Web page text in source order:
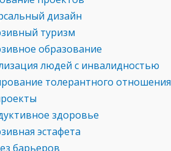
дизайн
туризм
образование
людей с инвалидностью
толерантного отношения
здоровье
эстафета
барьеров